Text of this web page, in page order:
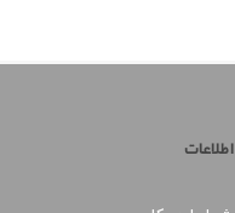
اطلاعات